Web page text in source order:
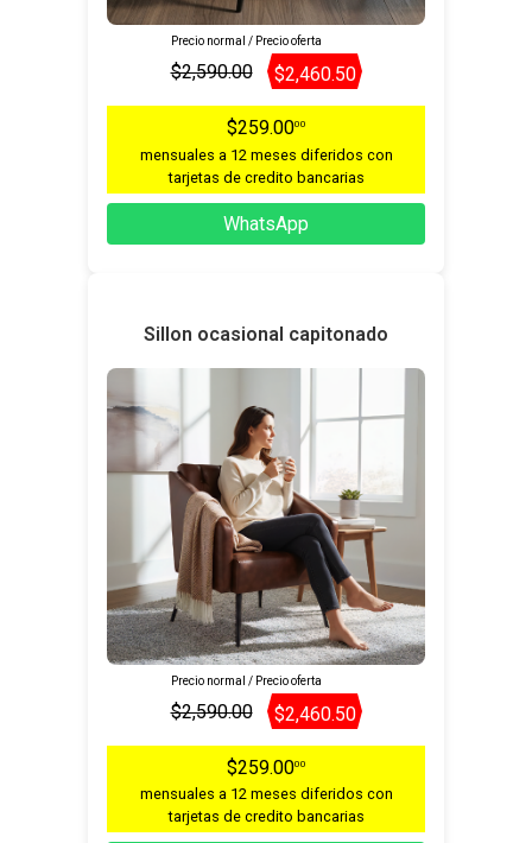
Precio normal / Precio oferta
$2,590.00 $2,460.50
$259.0000
mensuales a 12 meses diferidos con
tarjetas de credito bancarias
WhatsApp
Sillon ocasional capitonado
Precio normal / Precio oferta
$2,590.00 $2,460.50
$259.0000
mensuales a 12 meses diferidos con
tarjetas de credito bancarias